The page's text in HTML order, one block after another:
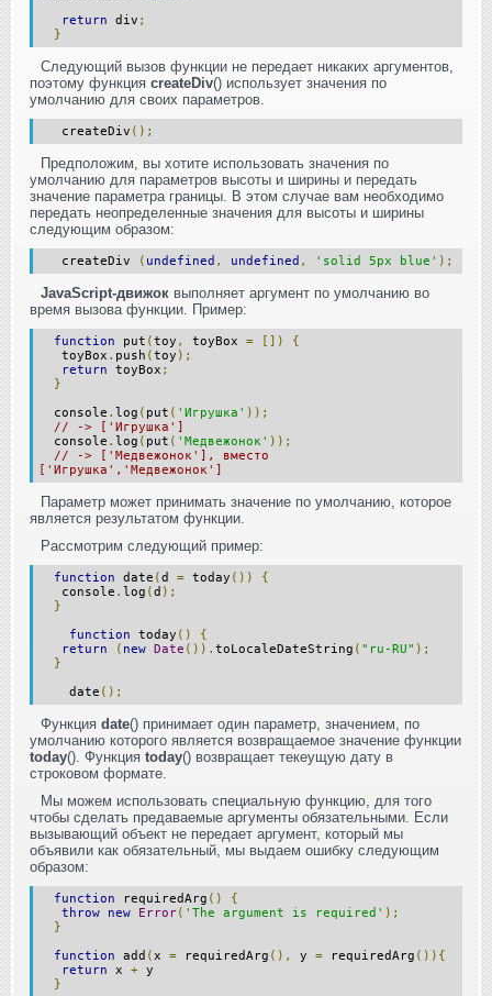
return div ;
}
Следующий вызов функции не передает никаких аргументов,
поэтому функция createDiv() использует значения по
умолчанию для своих параметров.
createDiv ();
Предположим, вы хотите использовать значения по
умолчанию для параметров высоты и ширины и передать
значение параметра границы. В этом случае вам необходимо
передать неопределенные значения для высоты и ширины
следующим образом:
createDiv ( undefined , undefined , 'solid 5px blue' );
JavaScript-движок выполняет аргумент по умолчанию во
время вызова функции. Пример:
function put (toy , toyBox = [])
{
toyBox . push (toy );
return toyBox ;
}
console . log ( put ( 'Игрушка' ));
// -> ['Игрушка']
console . log ( put ( 'Медвежонок' ));
// -> ['Медвежонок'], вместо
['Игрушка','Медвежонок']
Параметр может принимать значение по умолчанию, которое
является результатом функции.
Рассмотрим следующий пример:
function date (d = today ())
{
console . log (d );
}
function today ()
{
return
( new Date ()). toLocaleDateString ( "ru-RU" );
}
date ();
Функция date() принимает один параметр, значением, по
умолчанию которого является возвращаемое значение функции
today(). Функция today() возвращает текеущую дату в
строковом формате.
Мы можем использовать специальную функцию, для того
чтобы сделать предаваемые аргументы обязательными. Если
вызывающий объект не передает аргумент, который мы
объявили как обязательный, мы выдаем ошибку следующим
образом:
function requiredArg ()
{
throw
new Error( 'The argument is required' );
}
function add (x = requiredArg (), y = requiredArg ()){
return x + y
}